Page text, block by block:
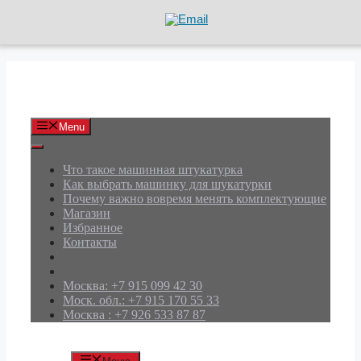
Menu
Что такое машинная штукатурка
Как выбрать машинку для шукатурки
Почему важно вовремя менять комплектующие
Магазин
Избранное
Контакты
Москва: +7 915 099 42 30
Моск. обл.: +7 915 170 55 33
Москва : +7 926 533 87 87